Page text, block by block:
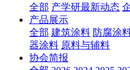
全部 产学研最新动态
产品展示
全部 建筑涂料 防腐涂
器涂料 原料与辅料
协会简报